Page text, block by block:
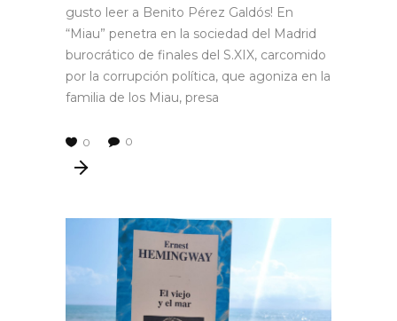
gusto leer a Benito Pérez Galdós! En
“Miau” penetra en la sociedad del Madrid
burocrático de finales del S.XIX, carcomido
por la corrupción política, que agoniza en la
familia de los Miau, presa
0 0